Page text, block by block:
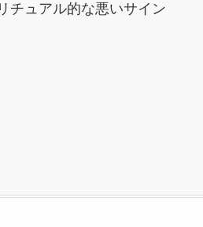
チュアル的な悪いサイン